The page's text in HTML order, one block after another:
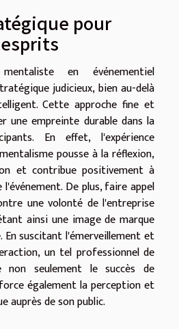
pour
en événementiel
judicieux, bien au-delà
Cette approche fine et
une empreinte durable dans la
En effet, l'expérience
pousse à la réflexion,
et contribue positivement à
l'événement. De plus, faire appel
une volonté de l'entreprise
ainsi une image de marque
suscitant l'émerveillement et
un tel professionnel de
non seulement le succès de
également la perception et
auprès de son public.